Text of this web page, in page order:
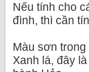
Nếu tính cho
đình, thì cần
Màu sơn
Xanh lá, đây